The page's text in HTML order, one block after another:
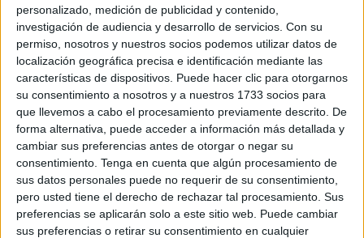
personalizado, medición de publicidad y contenido,
investigación de audiencia y desarrollo de servicios. Con su
permiso, nosotros y nuestros socios podemos utilizar datos de
localización geográfica precisa e identificación mediante las
características de dispositivos. Puede hacer clic para otorgarnos
su consentimiento a nosotros y a nuestros 1733 socios para
que llevemos a cabo el procesamiento previamente descrito. De
forma alternativa, puede acceder a información más detallada y
cambiar sus preferencias antes de otorgar o negar su
consentimiento. Tenga en cuenta que algún procesamiento de
sus datos personales puede no requerir de su consentimiento,
pero usted tiene el derecho de rechazar tal procesamiento. Sus
preferencias se aplicarán solo a este sitio web. Puede cambiar
sus preferencias o retirar su consentimiento en cualquier
función especificando o resaltando propiedades que se le
atribuyen al sustantivo en cuestión. Los adjetivos
calificativos son los más frecuentes ya que señalan
una cualidad del sustantivo, ya sea concreta o abstracta.
Por ejemplo: “El coche es azul” incluye un adjetivo
calificativo (“azul”) […]
Publicado en:Educación Primaria, Lengua, Lengua, Primer
Segundo Ciclo Etiquetado como:
Adjetivos
Calificativos
Competencia lingüística Cuaderno de trabajo
Fichas
imprimibles Lengua , Primaria Primer grado
Segundo
de primaria
segundo grado